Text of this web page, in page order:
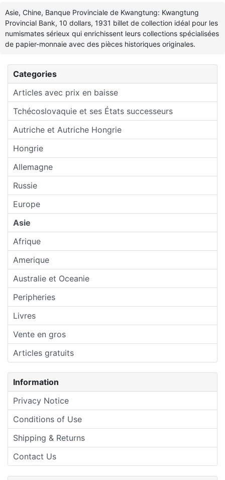
Categories
Articles avec prix en baisse
Tchécoslovaquie et ses États successeurs
Autriche et Autriche Hongrie
Hongrie
Allemagne
Russie
Europe
Asie
Afrique
Amerique
Australie et Oceanie
Peripheries
Livres
Vente en gros
Articles gratuits
Information
Privacy Notice
Conditions of Use
Shipping & Returns
Contact Us
Asie, Chine, Banque Provinciale de Kwangtung: Kwangtung
Provincial Bank, 10 dollars, 1931 billet de collection idéal pour les
numismates sérieux qui enrichissent leurs collections spécialisées
de papier-monnaie avec des pièces historiques originales.